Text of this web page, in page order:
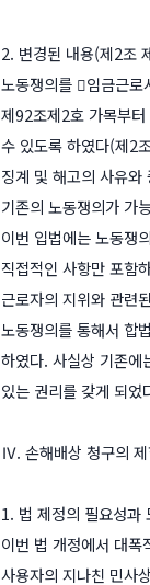
2. 변경된 내용(제2조
노동쟁의를 󰡐임금근로
제92조제2호 가목부
수 있도록 하였다(제2
징계 및 해고의 사유
기존의 노동쟁의가 가
이번 입법에는 노동쟁
직접적인 사항만 포함
근로자의 지위와 관련
노동쟁의를 통해서 합
하였다. 사실상 기존에
있는 권리를 갖게 되
Ⅳ. 손해배상 청구의
1. 법 제정의 필요성과
이번 법 개정에서 대
사용자의 지나친 민사